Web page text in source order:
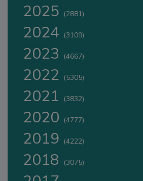
2025 (2881)
2024 (3109)
2023 (4667)
2022 (5305)
2021 (3832)
2020 (4777)
2019 (4222)
2018 (3075)